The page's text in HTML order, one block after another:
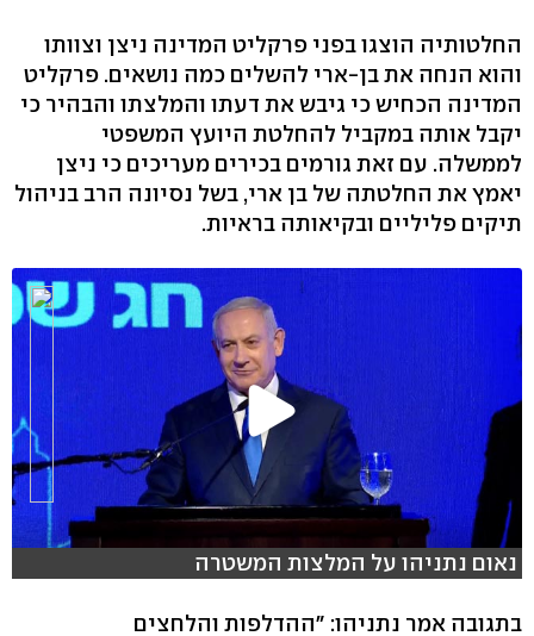
החלטותיה הוצגו בפני פרקליט המדינה ניצן וצוותו
והוא הנחה את בן-ארי להשלים כמה נושאים. פרקליט
המדינה הכחיש כי גיבש את דעתו והמלצתו והבהיר כי
יקבל אותה במקביל להחלטת היועץ המשפטי
לממשלה. עם זאת גורמים בכירים מעריכים כי ניצן
יאמץ את החלטתה של בן ארי, בשל נסיונה הרב בניהול
תיקים פליליים ובקיאותה בראיות.
נאום נתניהו על המלצות המשטרה
בתגובה אמר נתניהו: "ההדלפות והלחצים